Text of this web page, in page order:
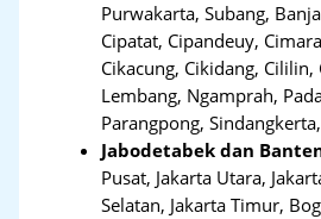
Purwakarta, Subang,
Cipatat, Cipandeuy,
Cikacung, Cikidang,
Lembang, Ngamprah,
Parangpong,
Jabodetabek dan
Pusat, Jakarta Utara,
Selatan, Jakarta Timur,